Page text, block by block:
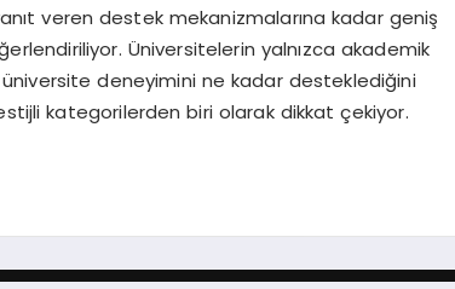
veren destek mekanizmalarına kadar geniş
Üniversitelerin yalnızca akademik
üniversite deneyimini ne kadar desteklediğini
kategorilerden biri olarak dikkat çekiyor.